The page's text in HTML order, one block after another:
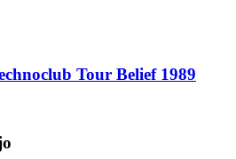
Tour Belief 1989